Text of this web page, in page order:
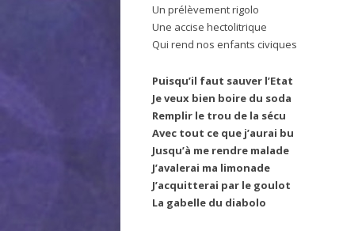
Un prélèvement rigolo
Une accise hectolitrique
Qui rend nos enfants civiques
Puisqu’il faut sauver l’Etat
Je veux bien boire du soda
Remplir le trou de la sécu
Avec tout ce que j’aurai bu
Jusqu’à me rendre malade
J’avalerai ma limonade
J’acquitterai par le goulot
La gabelle du diabolo